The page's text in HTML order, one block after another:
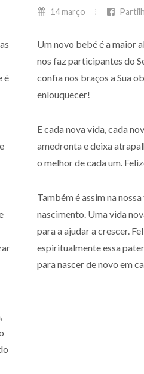
é
14 março
Um novo bebé é a maior
nos faz participantes do
confia nos braços a Sua
enlouquecer!
E cada nova vida, cada
amedronta e deixa
o melhor de cada um.
Também é assim na
nascimento. Uma vida
para a ajudar a crescer.
espiritualmente essa
para nascer de novo em